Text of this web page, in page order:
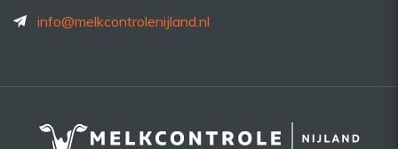
info@melkcontrolenijland.nl